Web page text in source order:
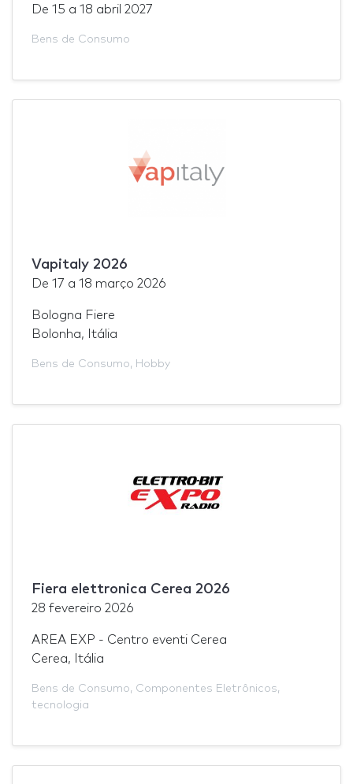
De 15 a 18 abril 2027
Bens de Consumo
Vapitaly 2026
De 17 a 18 março 2026
Bologna Fiere
Bolonha, Itália
Bens de Consumo, Hobby
Fiera elettronica Cerea 2026
28 fevereiro 2026
AREA EXP - Centro eventi Cerea
Cerea, Itália
Bens de Consumo, Componentes Eletrônicos,
tecnologia